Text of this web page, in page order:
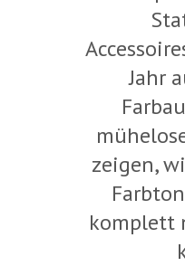
Jahr
zeigen,
komplett